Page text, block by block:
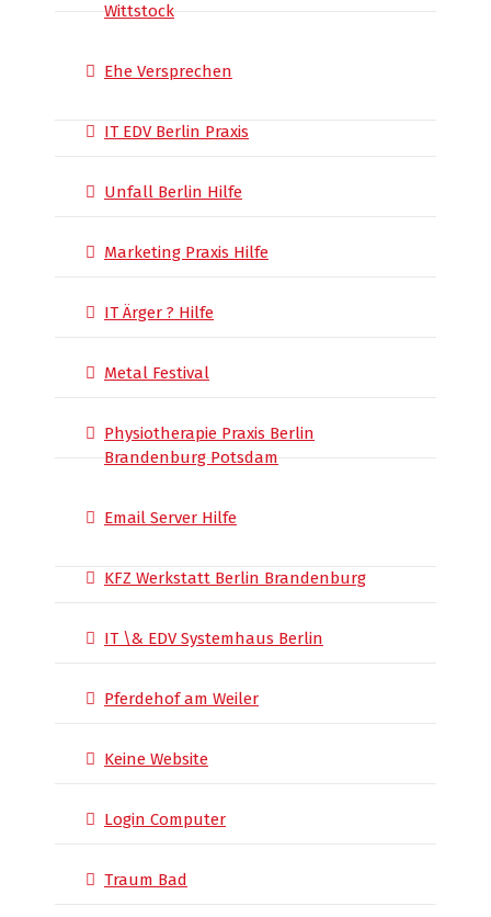
Wittstock
Ehe Versprechen
IT EDV Berlin Praxis
Unfall Berlin Hilfe
Marketing Praxis Hilfe
IT Ärger ? Hilfe
Metal Festival
Physiotherapie Praxis Berlin
Brandenburg Potsdam
Email Server Hilfe
KFZ Werkstatt Berlin Brandenburg
IT \& EDV Systemhaus Berlin
Pferdehof am Weiler
Keine Website
Login Computer
Traum Bad